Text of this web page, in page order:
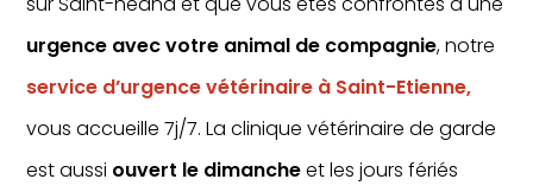
urgence avec votre animal de compagnie, notre
service d’urgence vétérinaire à Saint-Etienne,
vous accueille 7j/7. La clinique vétérinaire de garde
est aussi ouvert le dimancheet les jours fériés